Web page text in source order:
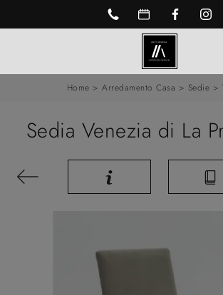
Home >Arredamento Casa > Sedie >
Sedia Venezia di La